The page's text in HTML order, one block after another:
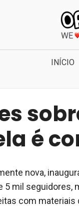
INÍCIO
é
nova,
5 mil seguidores,
com